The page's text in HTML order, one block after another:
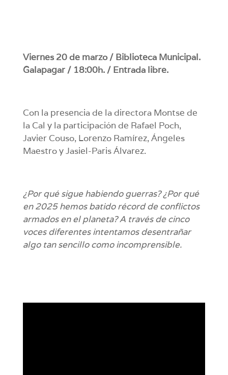
Viernes 20 de marzo / Biblioteca Municipal.
Galapagar / 18:00h. / Entrada libre.
Con la presencia de la directora Montse de
la Cal y la participación de Rafael Poch,
Javier Couso, Lorenzo Ramírez, Ángeles
Maestro y Jasiel-Paris Álvarez.
¿Por qué sigue habiendo guerras? ¿Por qué
en 2025 hemos batido récord de conflictos
armados en el planeta? A través de cinco
voces diferentes intentamos desentrañar
algo tan sencillo como incomprensible.